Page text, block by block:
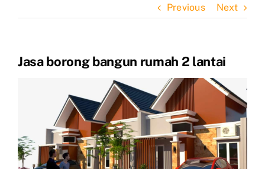
Previous Next
Jasa borong bangun rumah 2 lantai